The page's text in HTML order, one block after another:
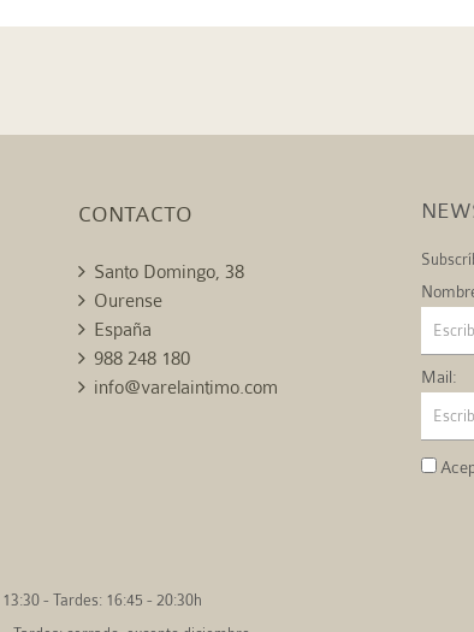
CONTACTO
Santo Domingo, 38
Ourense
España
988 248 180
info@varelaintimo.com
Mail:
- Tardes: 16:45 - 20:30h